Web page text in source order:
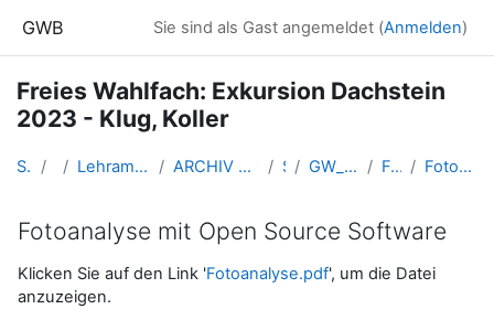
GWB Sie sind als Gast angemeldet (Anmelden)
Freies Wahlfach: Exkursion Dachstein
2023 - Klug, Koller
Startseite Kurse Lehramtsausbildung GW im Cluster Österreich Mitte ARCHIV - Lehrveranstaltungen am Standort Linz - seit 2016 SS_2023 GW_EXDachstein_KlugKoller_2023ss Fotodokumentation Fotoanalyse mit Open Source Software
Fotoanalyse mit Open Source Software
Abschlussbedingungen
Klicken Sie auf den Link 'Fotoanalyse.pdf', um die Datei
anzuzeigen.